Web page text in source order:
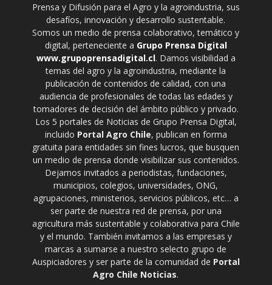
Prensa y Difusión para el Agro y la agroindustria, sus
desafíos, innovación y desarrollo sustentable.
Somos un medio de prensa colaborativo, temático y
digital, perteneciente a Grupo Prensa Digital
www.grupoprensadigital.cl. Damos visibilidad a
temas del agro y la agroindustria, mediante la
publicación de contenidos de calidad, con una
audiencia de profesionales de todas las edades y
tomadores de decisión del ámbito público y privado.
Los 5 portales de Noticias de Grupo Prensa Digital,
incluido Portal Agro Chile, publican en forma
gratuita para entidades sin fines lucros, que busquen
un medio de prensa donde visibilizar sus contenidos.
Dejamos invitados a periodistas, fundaciones,
municipios, colegios, universidades, ONG,
agrupaciones, ministerios, servicios públicos, etc… a
ser parte de nuestra red de prensa, por una
agricultura más sustentable y colaborativa para Chile
y el mundo. También invitamos a las empresas y
marcas a sumarse a nuestro selecto grupo de
Auspiciadores y ser parte de la comunidad de Portal
Agro Chile Noticias.